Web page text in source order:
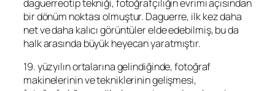
daguerreotip tekniği, fotoğrafçılığın evrimi açısından
bir dönüm noktası olmuştur. Daguerre, ilk kez daha
net ve daha kalıcı görüntüler elde edebilmiş, bu da
halk arasında büyük heyecan yaratmıştır.
19. yüzyılın ortalarına gelindiğinde, fotoğraf
makinelerinin ve tekniklerinin gelişmesi,